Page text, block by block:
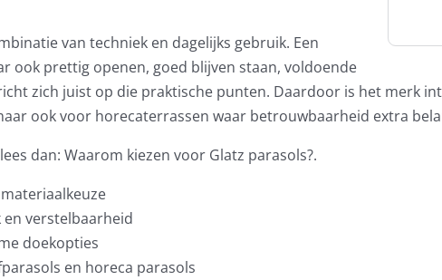
van techniek en dagelijks gebruik. Een
ook prettig openen, goed blijven staan, voldoende
zich juist op die praktische punten. Daardoor is het merk
ook voor horecaterrassen waar betrouwbaarheid extra
dan: Waarom kiezen voor Glatz parasols?.
verstelbaarheid
doekopties
en horeca parasols